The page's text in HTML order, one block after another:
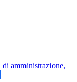
amministrazione,